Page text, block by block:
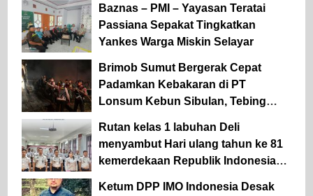
Baznas – PMI – Yayasan Teratai
Passiana Sepakat Tingkatkan
Yankes Warga Miskin Selayar
Brimob Sumut Bergerak Cepat
Padamkan Kebakaran di PT
Lonsum Kebun Sibulan, Tebing
Rutan kelas 1 labuhan Deli
menyambut Hari ulang tahun ke 81
kemerdekaan Republik Indonesia
Ketum DPP IMO Indonesia Desak